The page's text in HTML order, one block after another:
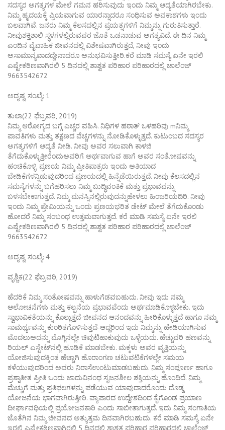
ಸದಸ್ಯರ ಅಗತ್ಯಗಳ ಮೇಲೆ ಗಮನ ಹರಿಸುವುದು ಇಂದು ನಿಮ್ಮ ಆದ್ಯತೆಯಾಗಿರಬೇಕು.
ನಿಮ್ಮ ಹೃದಯಕ್ಕೆ ಪ್ರಿಯವಾಗುವ ಯಾರನ್ನಾದರೂ ಸಂಧಿಸುವ ಅವಕಾಶಗಳು ಇಂದು
ಬಲವಾಗಿವೆ. ಜನರು ನಿಮ್ಮ ಕೆಲಸದಲ್ಲಿನ ಪ್ರಯತ್ನಗಳಿಗೆ ನಿಮ್ಮನ್ನು ಗುರುತಿಸುತ್ತಾರೆ.
ನೀವುಶಕ್ತಿಶಾಲಿ ಸ್ಥಳಗಳಲ್ಲಿರುವವರ ಜೊತೆ ಒಡನಾಡುವ ಅಗತ್ಯವಿದೆ. ಈ ದಿನ ನಿಮ್ಮ
ಎಂದಿನ ವೈವಾಹಿಕ ಜೀವನದಲ್ಲಿ ವಿಶೇಷವಾಗಿರುತ್ತದೆ, ನೀವು ಇಂದು
ಅಸಾಮಾನ್ಯವಾದದ್ದೇನಾದರೂ ಅನುಭವಿಸುತ್ತೀರಿ.ಕರೆ ಮಾಡಿ ಸಮಸ್ಯೆ ಏನೇ ಇರಲಿ
ಎಷ್ಟೇಕಠಿಣವಾಗಿರಲಿ 5 ದಿನದಲ್ಲಿ ಶಾಶ್ವತ ಪರಿಹಾರ ಪರಿಹಾರದಲ್ಲಿ ಚಾಲೆಂಜ್
9663542672
ಅದೃಷ್ಟ ಸಂಖ್ಯೆ: 1
ತುಲಾ(22 ಫೆಬ್ರವರಿ, 2019)
ನಿಮ್ಮ ಆರೋಗ್ಯದ ಬಗ್ಗೆ ಎಚ್ಚರ ವಹಿಸಿ. ನಿಧಿಗಳ ಹಠಾತ್ ಒಳಹರಿವು mನಿಮ್ಮ
ಪಾವತಿಗಳು ಮತ್ತು ತಕ್ಷಣದ ವೆಚ್ಚಗಳನ್ನು ನೋಡಿಕೊಳ್ಳುತ್ತದೆ. ಕುಟುಂಬದ ಸದಸ್ಯರ
ಅಗತ್ಯಗಳಿಗೆ ಆದ್ಯತೆ ನೀಡಿ. ನೀವು ಅವರ ಸಲುವಾಗಿ ಕಾಳಜಿ
ತೆಗೆದುಕೊಳ್ಳುತ್ತೀರೆಂದುಅವರಿಗೆ ಅರ್ಥವಾಗುವ ಹಾಗೆ ಅವರ ಸಂತೋಷವನ್ನು
ಹಂಚಿಕೊಳ್ಳಿ. ಪ್ರಣಯ ನಿಮ್ಮ ಪ್ರೀತಿಪಾತ್ರರು ಇಂದು ಅತಿಯಾದ
ಬೇಡಿಕೆಗಳನ್ನಿಡುವುದರಿಂದ ಪ್ರಣಯದಲ್ಲಿ ಹಿನ್ನೆಡೆಯಿರುತ್ತದೆ. ನೀವು ಕೆಲಸದಲ್ಲಿನ
ಸಮಸ್ಯೆಗಳನ್ನು ಬಗೆಹರಿಸಲು ನಿಮ್ಮ ಬುದ್ಧಿವಂತಿಕೆ ಮತ್ತು ಪ್ರಭಾವವನ್ನು
ಬಳಸಬೇಕಾಗುತ್ತದೆ. ನಿಮ್ಮ ಮನಸ್ಸಿನಲ್ಲಿರುವುದನ್ನುಹೇಳಲು ಹಿಂಜರಿಯದಿರಿ. ನೀವು
ಇಂದು ನಿಮ್ಮ ಪ್ರೇಮಿಯನ್ನು ಒಂದು ಪ್ರಣಯಭರಿತ ಡೇಟ್ ಮೇಲೆ ತೆಗೆದುಕೊಂಡು
ಹೋದರೆ ನಿಮ್ಮ ಸಂಬಂಧ ಉತ್ತಮವಾಗುತ್ತದೆ. ಕರೆ ಮಾಡಿ ಸಮಸ್ಯೆ ಏನೇ ಇರಲಿ
ಎಷ್ಟೇಕಠಿಣವಾಗಿರಲಿ 5 ದಿನದಲ್ಲಿ ಶಾಶ್ವತ ಪರಿಹಾರ ಪರಿಹಾರದಲ್ಲಿ ಚಾಲೆಂಜ್
9663542672
ಅದೃಷ್ಟ ಸಂಖ್ಯೆ: 4
ವೃಶ್ಚಿಕ(22 ಫೆಬ್ರವರಿ, 2019)
ಹೆದರಿಕೆ ನಿಮ್ಮ ಸಂತೋಷವನ್ನು ಹಾಳುಗೆಡವಬಹುದು. ನೀವು ಇದು ನಮ್ಮ
ಆಲೋಚನೆಗಳು ಮತ್ತು ಕಲ್ಪನೆಯ ಪ್ರಭಾವವೆಂದು ಅರ್ಥಮಾಡಿಕೊಳ್ಳಬೇಕು. ಇದು
ಸ್ವಾಭಾವಿಕತೆಯನ್ನು ಕೊಲ್ಲುತ್ತದೆ-ಜೀವನದ ಆನಂದವನ್ನು ಹೀರಿಕೊಳ್ಳುತ್ತದೆ ಹಾಗೂ ನಮ್ಮ
ಸಾಮರ್ಥ್ಯವನ್ನು ಕುಂಠಿತಗೊಳಿಸುತ್ತದೆ-ಆದ್ದರಿಂದ ಇದು ನಿಮ್ಮನ್ನು ಹೇಡಿಯಾಗಿಸುವ
ಮೊದಲುಅದನ್ನು ಮೊಗ್ಗಿನಲ್ಲೇ ಚಿವುಟಿಹಾಕುವುದು ಒಳ್ಳೆಯದು. ಹೆಚ್ಚುವರಿ ಹಣವನ್ನು
ರಿಯಲ್ ಎಸ್ಟೇಟ್‌ನಲ್ಲಿ ಹೂಡಿಕೆ ಮಾಡಬೇಕು. ಮಕ್ಕಳು ಅವರ ವೃತ್ತಿಯನ್ನು
ಯೋಜಿಸುವುದಕ್ಕಿಂತ ಹೆಚ್ಚಾಗಿ ಹೊರಾಂಗಣ ಚಟುವಟಿಕೆಗಳಲ್ಲೇ ಸಮಯ
ಕಳೆಯುವುದರಿಂದ ಅವರು ನಿರಾಸೆಉಂಟುಮಾಡಬಹುದು. ನಿಮ್ಮ ಸಂಪೂರ್ಣ ಹಾಗೂ
ಪ್ರಶ್ನಾತೀತ ಪ್ರೀತಿ ಒಂದು ಜಾದುವಿನಂಥ ಸೃಜನಶೀಲ ಶಕ್ತಿಯನ್ನು ಹೊಂದಿದೆ. ನಿಮ್ಮ
ಮೆಚ್ಚುಗೆ ಮತ್ತು ಪ್ರತಿಫಲಗಳನ್ನು ಪಡೆಯುವ ಯಾವುದಾದರೊಂದು ದೊಡ್ಡ
ಯೋಜನೆಯ ಭಾಗವಾಗಿರುತ್ತೀರಿ. ವ್ಯಾಪಾರದ ಉದ್ದೇಶದಿಂದ ಕೈಗೊಂಡ ಪ್ರಯಾಣ
ದೀರ್ಘಾವಧಿಯಲ್ಲಿ ಪ್ರಯೋಜನಕಾರಿ ಎಂದು ಸಾಬೀತಾಗುತ್ತದೆ. ಇದು ನಿಮ್ಮ ಸಂಗಾತಿಯ
ಜೊತೆಗಿನ ನಿಮ್ಮ ಜೀವನದ ಅತ್ಯುತ್ತಮ ದಿನವಾಗಿರಬಹುದು. ಕರೆ ಮಾಡಿ ಸಮಸ್ಯೆ ಏನೇ
ಇರಲಿ ಎಷ್ಟೇಕಠಿಣವಾಗಿರಲಿ 5 ದಿನದಲ್ಲಿ ಶಾಶ್ವತ ಪರಿಹಾರ ಪರಿಹಾರದಲ್ಲಿ ಚಾಲೆಂಜ್